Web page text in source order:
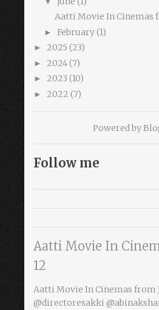
Aatti Movie In Cinemas
► February(1)
► 2025 (23)
► 2024(7)
► 2023 (10)
► 2022 (7)
Powered by
Follow me
Aatti Movie In
12
Aatti Movie In Cinemas from
@directoresakki